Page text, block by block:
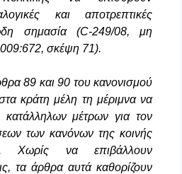
και αποτρεπτικές
σημασία (C‑249/08, μη
σκέψη 71).
89 και 90 του κανονισμού
κράτη μέλη τη μέριμνα να
κατάλληλων μέτρων για τον
των κανόνων της κοινής
Χωρίς να επιβάλλουν
τα άρθρα αυτά καθορίζουν